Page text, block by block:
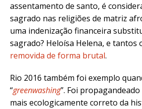
assentamento de santo, é
sagrado nas religiões de matriz
uma indenização financeira
sagrado? Heloísa Helena, e tantos
removida de forma brutal.
Rio 2016 também foi exemplo
“greenwashing”. Foi
mais ecologicamente correto da